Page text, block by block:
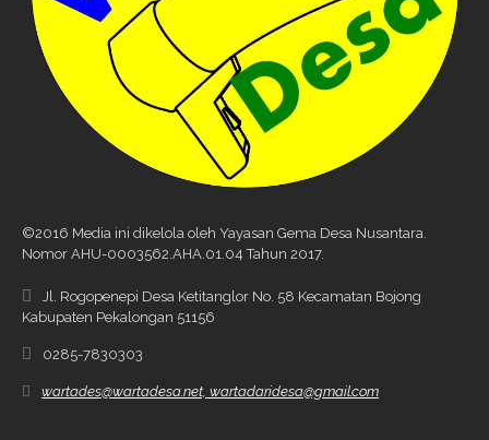
©2016 Media ini dikelola oleh Yayasan Gema Desa Nusantara.
Nomor AHU-0003562.AHA.01.04 Tahun 2017.
Jl. Rogopenepi Desa Ketitanglor No. 58 Kecamatan Bojong
Kabupaten Pekalongan 51156
0285-7830303
wartades@wartadesa.net, wartadaridesa@gmail.com